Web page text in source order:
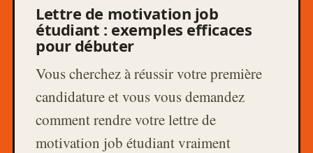
Lettre de motivation job
étudiant : exemples efficaces
pour débuter
Vous cherchez à réussir votre première
candidature et vous vous demandez
comment rendre votre lettre de
motivation job étudiant vraiment